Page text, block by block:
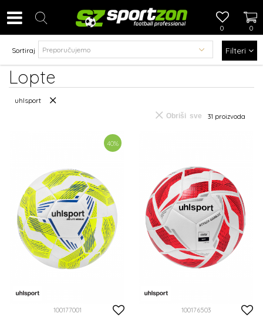
0
0
Lopte
Sortiraj Filteri
uhlsport
31 proizvoda
Obriši sve
40%
100177001 100176503